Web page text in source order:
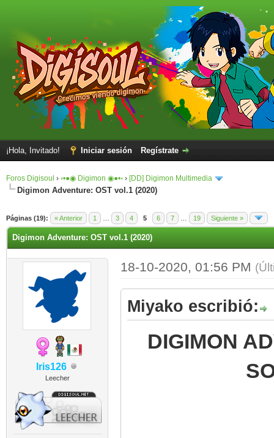
¡Hola, Invitado! Iniciar sesión Regístrate
Foros Digisoul › ◦•●◉ Digimon ◉●•◦ › [DD] Digimon Multimedia
Digimon Adventure: OST vol.1 (2020)
Páginas (19): « Anterior 1 3 4 5 6 7 19 Siguiente »
Digimon Adventure: OST vol.1 (2020)
Iris126
Leecher
18-10-2020, 01:56 PM
Miyako escribió:
DIGIMON